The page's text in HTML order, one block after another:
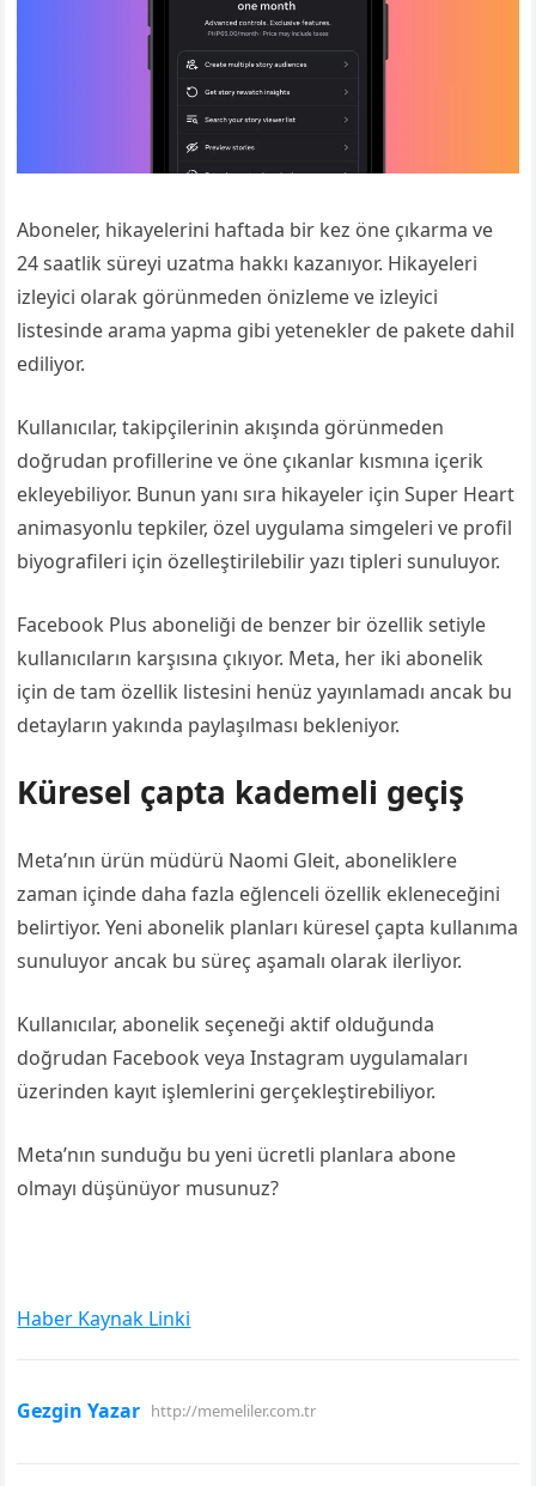
Aboneler, hikayelerini haftada bir kez öne çıkarma ve
24 saatlik süreyi uzatma hakkı kazanıyor. Hikayeleri
izleyici olarak görünmeden önizleme ve izleyici
listesinde arama yapma gibi yetenekler de pakete dahil
ediliyor.
Kullanıcılar, takipçilerinin akışında görünmeden
doğrudan profillerine ve öne çıkanlar kısmına içerik
ekleyebiliyor. Bunun yanı sıra hikayeler için Super Heart
animasyonlu tepkiler, özel uygulama simgeleri ve profil
biyografileri için özelleştirilebilir yazı tipleri sunuluyor.
Facebook Plus aboneliği de benzer bir özellik setiyle
kullanıcıların karşısına çıkıyor. Meta, her iki abonelik
için de tam özellik listesini henüz yayınlamadı ancak bu
detayların yakında paylaşılması bekleniyor.
Küresel çapta kademeli geçiş
Meta’nın ürün müdürü Naomi Gleit, aboneliklere
zaman içinde daha fazla eğlenceli özellik ekleneceğini
belirtiyor. Yeni abonelik planları küresel çapta kullanıma
sunuluyor ancak bu süreç aşamalı olarak ilerliyor.
Kullanıcılar, abonelik seçeneği aktif olduğunda
doğrudan Facebook veya Instagram uygulamaları
üzerinden kayıt işlemlerini gerçekleştirebiliyor.
Meta’nın sunduğu bu yeni ücretli planlara abone
olmayı düşünüyor musunuz?
Haber Kaynak Linki
Gezgin Yazar http://memeliler.com.tr